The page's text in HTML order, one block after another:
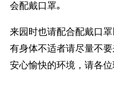
会配戴口罩｡
来园时也请配合配戴口
有身体不适者请尽量不
安心愉快的环境，请各位